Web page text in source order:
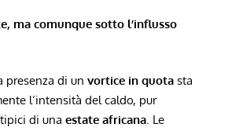
ma comunque sotto l’influsso
presenza di un vortice in quota sta
l’intensità del caldo, pur
di una estate africana. Le